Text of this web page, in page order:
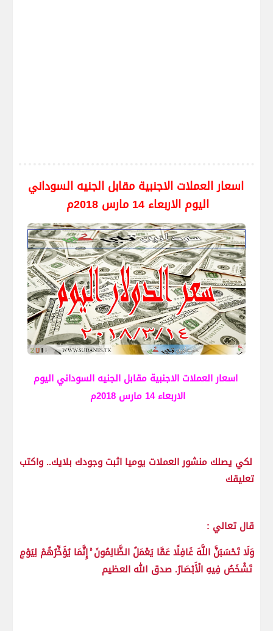
اسعار العملات الاجنبية مقابل الجنيه السوداني
اليوم الاربعاء 14 مارس 2018م
اسعار العملات الاجنبية مقابل الجنيه السوداني اليوم
الاربعاء 14 مارس 2018م
لكي يصلك منشور العملات يوميا اثبت وجودك بلايك.. واكتب
تعليقك
قال تعالي :
وَلَا تَحْسَبَنَّ اللَّهَ غَافِلًا عَمَّا يَعْمَلُ الظَّالِمُونَ ۚ إِنَّمَا يُؤَخِّرُهُمْ لِيَوْمٍ
تَشْخَصُ فِيهِ الْأَبْصَارُ. صدق الله العظيم